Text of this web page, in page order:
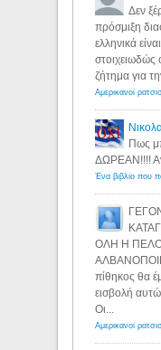
Δεν
πρόσμιξη
ελληνικά
στοιχειωδώς
ζήτημα για
Πως
ΔΩΡΕΑΝ!!!! Αν
ΟΛΗ Η
πίθηκος θα
εισβολή
Οι...